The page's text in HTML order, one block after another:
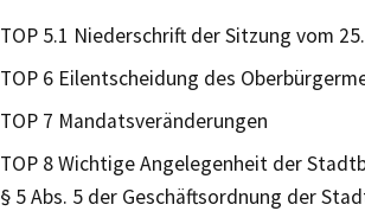
TOP 5.1 Niederschrift der Sitzung vom
TOP 6 Eilentscheidung des
TOP 7 Mandatsveränderungen
TOP 8 Wichtige Angelegenheit der
§ 5 Abs. 5 der Geschäftsordnung der